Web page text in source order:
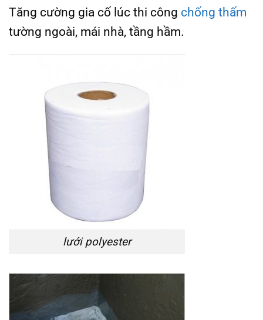
Tăng cường gia cố lúc thi công chống thấm
tường ngoài, mái nhà, tầng hầm.
lưới polyester